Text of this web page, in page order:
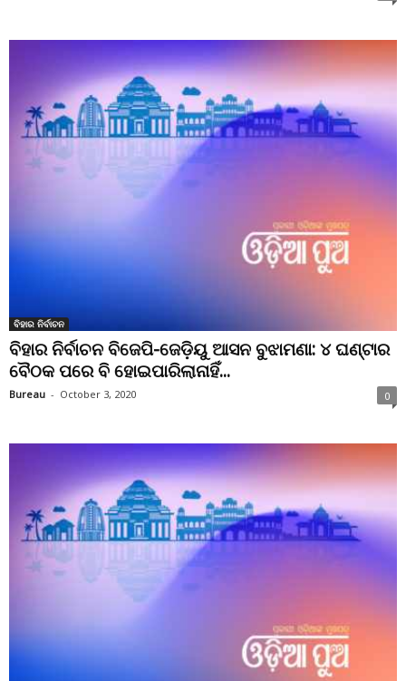
ବିହାର ନିର୍ବାଚନ
ବିହାର ନିର୍ବାଚନ ବିଜେପି-ଜେଡ଼ିୟୁ ଆସନ ବୁଝାମଣା: ୪ ଘଣ୍ଟାର
ବୈଠକ ପରେ ବି ହୋଇପାରିଲାନାହିଁ...
Bureau - October 3, 2020 0